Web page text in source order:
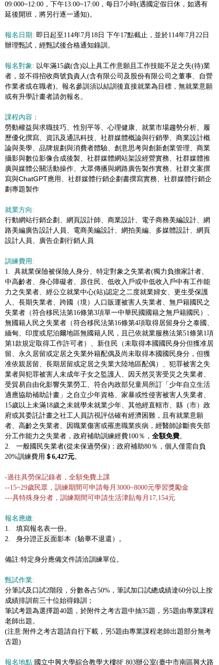
09:000~12:00，下午13:00~17:00，每日7小時(遇國定假日休，如遇有
延後開班，將另行逐一通知)。
報名日期: 即日起至114年7月18日 下午17點截止，並於114年7月22日
辦理甄試，經甄試後合格通知錄訓。
報名對象: 以年滿15歲(含)以上具工作意願且工作技能不足之失(待)業
者，並不得招收商號負責人(含有限公司及股份有限公司之董事、自營
作業者或在職者)。報名參訓須以結訓後直接就業為目標，無就業意願
或有升學計畫者請勿報名。
課程內容：
勞動權益與求職技巧、性別平等、心理健康、就業市場趨勢分析、履
歷優化撰寫、資訊及通訊科技、社群媒體概論與行銷學、商業設計概
論與美學、品牌規劃與消費者體驗、創意思考與創新創業管理、商業
攝影與數位影像合成後製、社群媒體網站架設經營實務、社群媒體推
廣與媒體公關活動操作、大眾傳播與網路廣告製作實務、社群文案撰
寫與ChatGPT應用、社群媒體行銷企劃書撰寫實務、社群媒體行銷企
劃專題製作
就業方向:
行動網站行銷企劃、網頁設計師、商業設計、電子商務美編設計、網
路美編廣告設計人員、電商美編設計、網拍美編、多媒體設計、網頁
設計人員、廣告企劃行銷人員
訓練費用:
1. 具就業保險被保險人身分、特定對象之失業者(獨力負擔家計者、
中高齡者、身心障礙者、原住民、低收入戶或中低收入戶中有工作能
力之失業者、經公立就業中心(站)認定之二度就業婦女、更生受保護
人、長期失業者、跨國（境）人口販運被害人失業者、無戶籍國民之
失業者（符合移民法第16條第3項單一中華民國國籍之無戶籍國民）、
無國籍人民之失業者（符合移民法第16條第4項取得居留身分之泰國、
緬甸、印度或尼泊爾地區無國籍人民，且已依就業服務法第51條第1項
第1款規定取得工作許可者）、新住民（未取得本國國民身分但獲准居
留、永久居留或定居之失業外籍配偶及尚未取得本國國民身分，但獲
准依親居留、長期居留或定居之失業大陸地區配偶）、犯罪被害之失
業者與犯罪被害人未成年子女之監護人、因天然災害受災之失業者、
受貿易自由化影響失業勞工、符合內政部兒童局所訂「少年自立生活
適應協助補助計畫」之自立少年資格、家暴或性侵害被害人失業者、
15歲以上未滿18歲之未就學未就業少年、其他經直轄市、縣（市）政
府或其委託計畫之社工人員訪視評估確有經濟困難，且有就業意願
者、高齡之失業者、因職業傷害或罹患職業疾病，經醫師診斷喪失部
分工作能力之失業者，政府補助訓練經費100％， 全額免費。
2. 一般國民失業者(從未保過勞保)：政府補助80％，個人僅需自負
20%訓練費用 ＄6,427元。
-過往具勞保記錄者，全額免費上課
--15~29歲民眾，訓練期間可申請每月3000~8000元學習獎勵金
---具特殊身分者， 訓練期間可申請生活津貼每月17,154元
報名應繳:
1. 填寫報名表一份。
2. 身分證正反面影本（驗畢不退還）。
備註:特定身分應備文件請洽訓練單位。
甄試作業:
分筆試及口試2階段，分數各占50%，筆試加口試總成績達60分以上按
成績排訓前三十位始得錄訓；
筆試考題為選擇題40題，於附件之考古題中抽35題，另5題由專業課程
老師出題。
(注意:附件之考古題請自行下載，另5題由專業課程老師出題部分無考
古題)
報名地點: 國立中興大學綜合教學大樓8F 803辦公室(臺中市南區興大路